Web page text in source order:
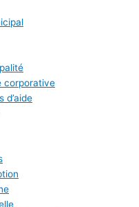
corporative
d’aide